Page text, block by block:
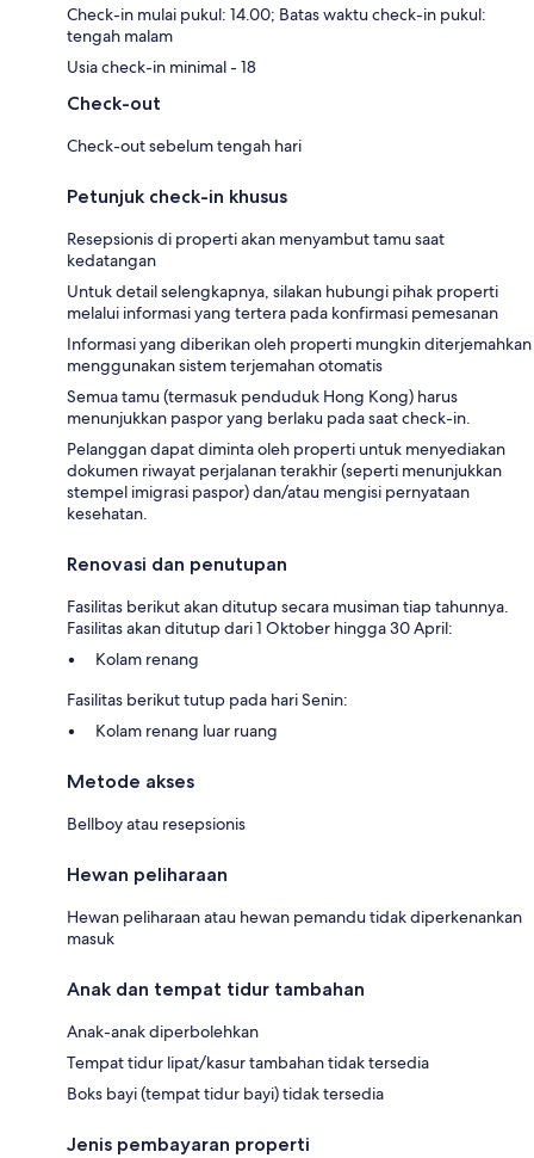
Check-in mulai pukul: 14.00; Batas waktu check-in pukul:
tengah malam
Usia check-in minimal - 18
Check-out
Check-out sebelum tengah hari
Petunjuk check-in khusus
Resepsionis di properti akan menyambut tamu saat
kedatangan
Untuk detail selengkapnya, silakan hubungi pihak properti
melalui informasi yang tertera pada konfirmasi pemesanan
Informasi yang diberikan oleh properti mungkin diterjemahkan
menggunakan sistem terjemahan otomatis
Semua tamu (termasuk penduduk Hong Kong) harus
menunjukkan paspor yang berlaku pada saat check-in.
Pelanggan dapat diminta oleh properti untuk menyediakan
dokumen riwayat perjalanan terakhir (seperti menunjukkan
stempel imigrasi paspor) dan/atau mengisi pernyataan
kesehatan.
Renovasi dan penutupan
Fasilitas berikut akan ditutup secara musiman tiap tahunnya.
Fasilitas akan ditutup dari 1 Oktober hingga 30 April:
Kolam renang
Fasilitas berikut tutup pada hari Senin:
Kolam renang luar ruang
Metode akses
Bellboy atau resepsionis
Hewan peliharaan
Hewan peliharaan atau hewan pemandu tidak diperkenankan
masuk
Anak dan tempat tidur tambahan
Anak-anak diperbolehkan
Tempat tidur lipat/kasur tambahan tidak tersedia
Boks bayi (tempat tidur bayi) tidak tersedia
Jenis pembayaran properti